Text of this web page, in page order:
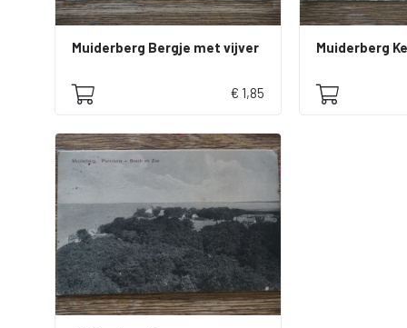
Muiderberg Bergje met vijver
€ 1,85